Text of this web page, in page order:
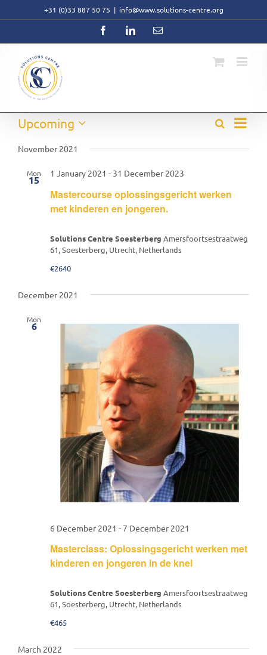
+31 (0)33 887 50 75 | info@www.solutions-centre.org
FacebookLinkedInEmail
Events
Events
and
SearchEvent
Views
List
Upcoming
date.
November 2021
Mon
15
Mastercourse oplossingsgericht werken
met kinderen en jongeren.
1 January 2021 - 31 December 2023
Solutions Centre Soesterberg Amersfoortsestraatweg
61, Soesterberg, Utrecht, Netherlands
€2640
December 2021
Mon
6
Masterclass: Oplossingsgericht werken met
kinderen en jongeren in de knel
6 December 2021 -7 December 2021
Solutions Centre Soesterberg Amersfoortsestraatweg
61, Soesterberg, Utrecht, Netherlands
€465
March 2022